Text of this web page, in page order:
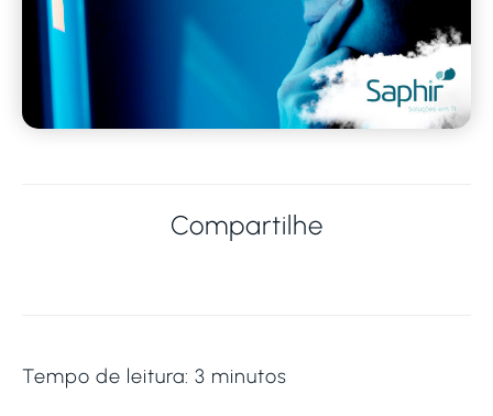
Compartilhe
Tempo de leitura: 3 minutos